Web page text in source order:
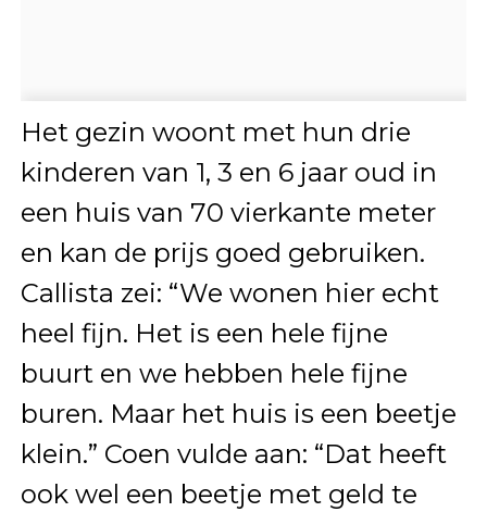
Het gezin woont met hun drie
kinderen van 1, 3 en 6 jaar oud in
een huis van 70 vierkante meter
en kan de prijs goed gebruiken.
Callista zei: “We wonen hier echt
heel fijn. Het is een hele fijne
buurt en we hebben hele fijne
buren. Maar het huis is een beetje
klein.” Coen vulde aan: “Dat heeft
ook wel een beetje met geld te